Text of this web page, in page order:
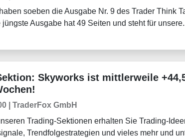
soeben die Ausgabe Nr. 9 des Trader Think
Ausgabe hat 49 Seiten und steht für
Skyworks ist mittlerweile
| TraderFox GmbH
Trading-Sektionen erhalten Sie Trading-
Trendfolgestrategien und vieles mehr und